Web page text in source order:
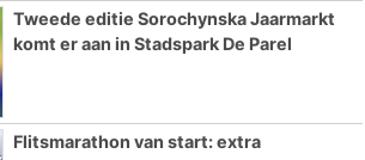
Tweede editie Sorochynska Jaarmarkt
komt er aan in Stadspark De Parel
Flitsmarathon van start: extra